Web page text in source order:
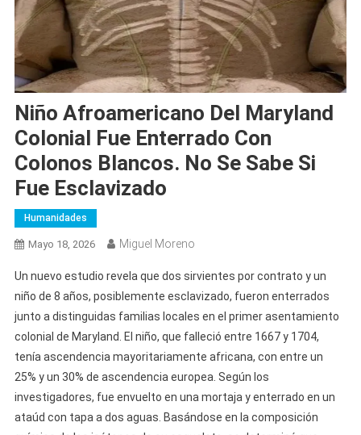
Niño Afroamericano Del Maryland
Colonial Fue Enterrado Con
Colonos Blancos. No Se Sabe Si
Fue Esclavizado
Humanidades
Mayo 18, 2026 Miguel Moreno
Un nuevo estudio revela que dos sirvientes por contrato y un
niño de 8 años, posiblemente esclavizado, fueron enterrados
junto a distinguidas familias locales en el primer asentamiento
colonial de Maryland. El niño, que falleció entre 1667 y 1704,
tenía ascendencia mayoritariamente africana, con entre un
25% y un 30% de ascendencia europea. Según los
investigadores, fue envuelto en una mortaja y enterrado en un
ataúd con tapa a dos aguas. Basándose en la composición